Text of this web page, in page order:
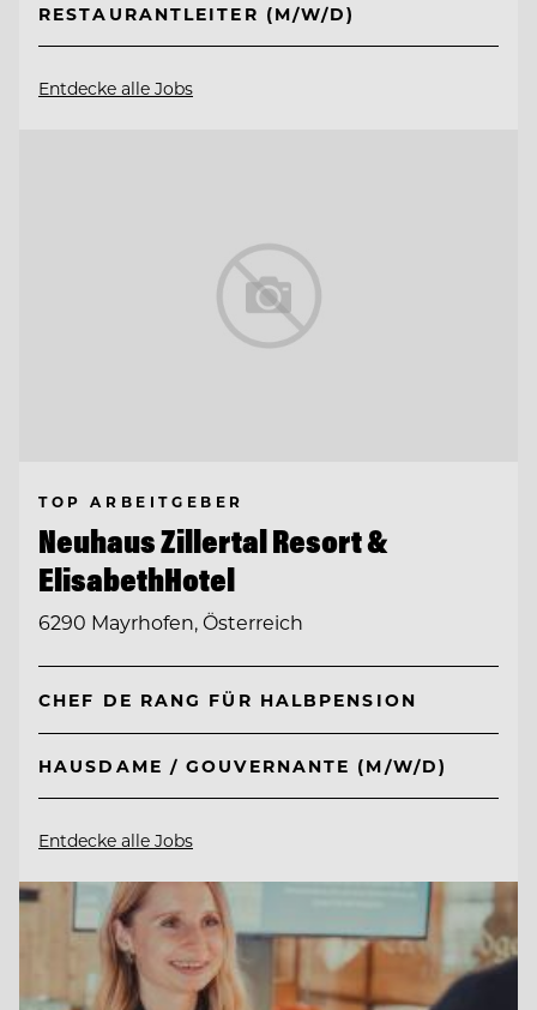
RESTAURANTLEITER (M/W/D)
Entdecke alle Jobs
TOP ARBEITGEBER
Neuhaus Zillertal Resort &
ElisabethHotel
6290 Mayrhofen, Österreich
CHEF DE RANG FÜR HALBPENSION
HAUSDAME / GOUVERNANTE (M/W/D)
Entdecke alle Jobs